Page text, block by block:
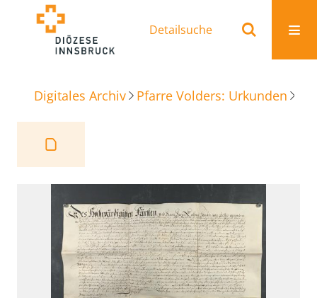
Detailsuche
Digitales Archiv Pfarre Volders: Urkunden